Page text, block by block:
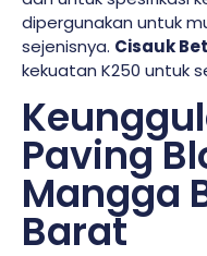
dipergunakan untuk
sejenisnya. Cisauk
kekuatan K250 untuk
Paving
Mangga
Barat